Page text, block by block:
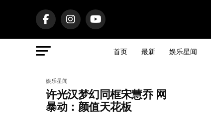
首页 最新 娱乐星闻
娱乐星闻
许光汉梦幻同框宋慧乔 网
暴动：颜值天花板